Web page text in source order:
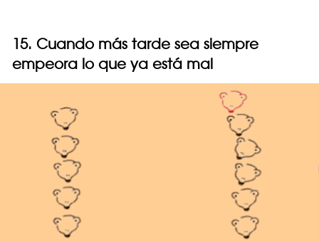
15. Cuando más tarde sea siempre
empeora lo que ya está mal